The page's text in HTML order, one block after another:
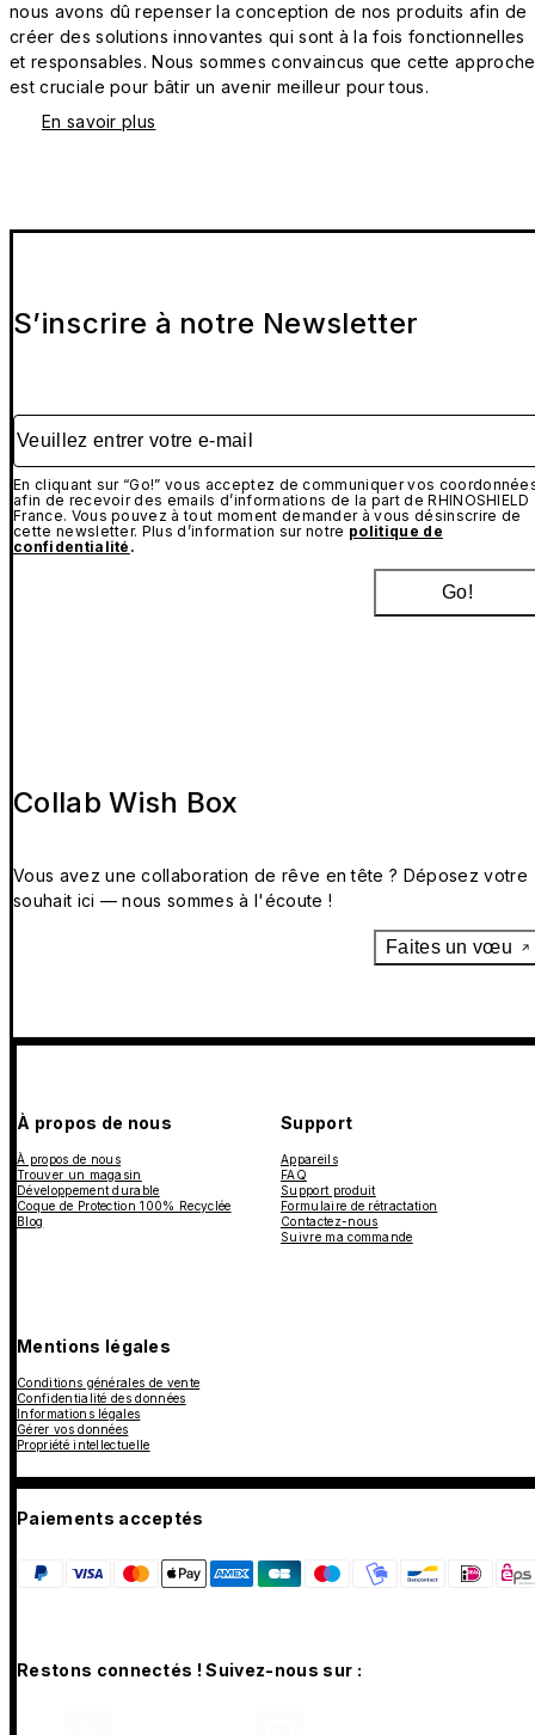
nous avons dû repenser la conception de nos produits afin de
créer des solutions innovantes qui sont à la fois fonctionnelles
et responsables. Nous sommes convaincus que cette approche
est cruciale pour bâtir un avenir meilleur pour tous.
En savoir plus
S’inscrire à notre Newsletter
Veuillez entrer votre e-mail
En cliquant sur “Go!” vous acceptez de communiquer vos
afin de recevoir des emails d’informations de la part de RHINOSHIELD
France. Vous pouvez à tout moment demander à vous désinscrire de
cette newsletter. Plus d’information sur notre politique de
confidentialité .
Go!
Collab Wish Box
Vous avez une collaboration de rêve en tête ? Déposez votre
souhait ici — nous sommes à l'écoute !
Faites un vœu
À propos de nous
À propos de nous
Trouver un magasin
Développement durable
Coque de Protection 100% Recyclée
Blog
Support
Appareils
FAQ
Support produit
Formulaire de rétractation
Contactez-nous
Suivre ma commande
Mentions légales
Conditions générales de vente
Confidentialité des données
Informations légales
Gérer vos données
Propriété intellectuelle
Paiements acceptés
Restons connectés ! Suivez-nous sur :